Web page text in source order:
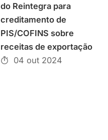
do Reintegra para
creditamento de
PIS/COFINS sobre
receitas de exportação
04 out 2024